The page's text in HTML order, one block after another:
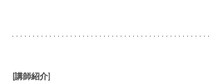
[講師紹介]